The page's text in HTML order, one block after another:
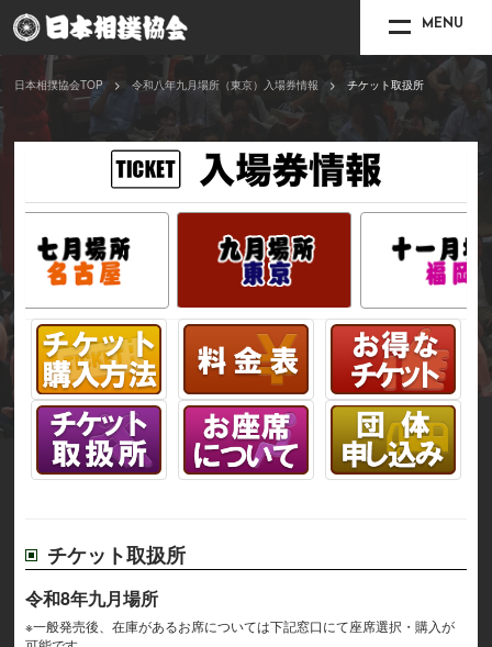
MENU
日本相撲協会TOP 令和八年九月場所（東京）入場券情報 チケット取扱所
チケット取扱所
令和8年九月場所
※一般発売後、在庫があるお席については下記窓口にて座席選択・購入が